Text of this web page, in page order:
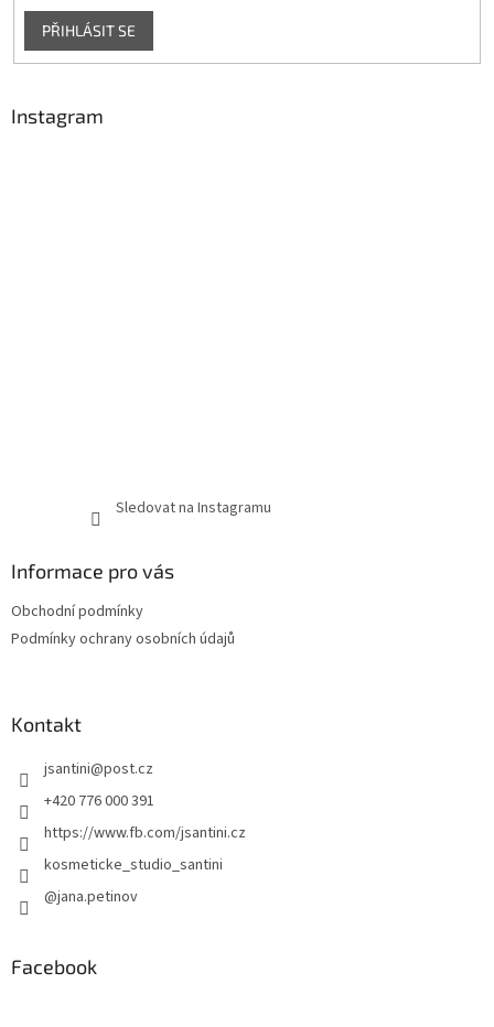
PŘIHLÁSIT SE
Instagram
Sledovat na Instagramu
Informace pro vás
Obchodní podmínky
Podmínky ochrany osobních údajů
Kontakt
jsantini@post.cz
+420 776 000 391
https://www.fb.com/jsantini.cz
kosmeticke_studio_santini
@jana.petinov
Facebook